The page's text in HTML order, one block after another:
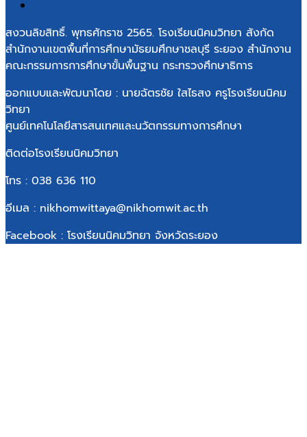
สงวนลิขสิทธิ์. พุทธศักราช 2565. โรงเรียนนิคมวิทยา สังกัด
สำนักงานเขตพื้นที่การศึกษามัธยมศึกษาชลบุรี ระยอง สำนักงาน
คณะกรรมการการศึกษาขั้นพื้นฐาน กระทรวงศึกษาธิการ
ออกแบบและพัฒนาโดย : นายฉัตรชัย ใสไธสง ครูโรงเรียนนิคม
วิทยา
ศูนย์เทคโนโลยีสารสนเทศและนวัตกรรมทางการศึกษา
ติดต่อโรงเรียนนิคมวิทยา
โทร : 038 636 110
อีเมล : nikhomwittaya@nikhomwit.ac.th
Facebook : โรงเรียนนิคมวิทยา จังหวัดระยอง